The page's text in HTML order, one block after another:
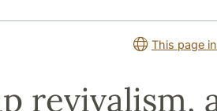
This page
revivalism,